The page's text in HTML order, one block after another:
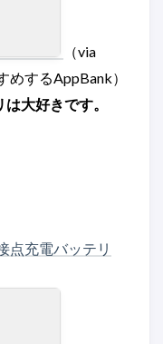
（via
めするAppBank）
大好きです。
点充電バッテリ